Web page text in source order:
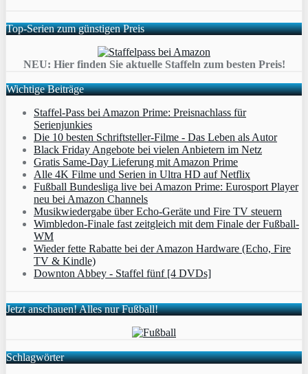
Top-Serien zum günstigen Preis
NEU: Hier finden Sie aktuelle Staffeln zum besten Preis!
Wichtige Beiträge
Staffel-Pass bei Amazon Prime: Preisnachlass für
Serienjunkies
Die 10 besten Schriftsteller-Filme - Das Leben als Autor
Black Friday Angebote bei vielen Anbietern im Netz
Gratis Same-Day Lieferung mit Amazon Prime
Alle 4K Filme und Serien in Ultra HD auf Netflix
Fußball Bundesliga live bei Amazon Prime: Eurosport Player
neu bei Amazon Channels
Musikwiedergabe über Echo-Geräte und Fire TV steuern
Wimbledon-Finale fast zeitgleich mit dem Finale der Fußball-
WM
Wieder fette Rabatte bei der Amazon Hardware (Echo, Fire
TV & Kindle)
Downton Abbey - Staffel fünf [4 DVDs]
Jetzt anschauen! Alles nur Fußball!
Schlagwörter